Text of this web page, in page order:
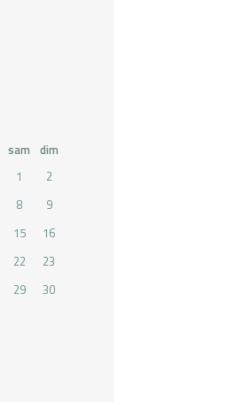
sam dim
1
2
8
9
15
16
22
23
29
30